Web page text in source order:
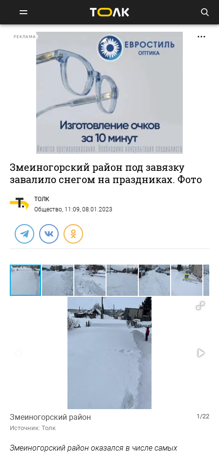
РЕКЛАМА
Змеиногорский район под завязку
завалило снегом на праздниках. Фото
ТОЛК
Общество, 11:09, 08.01.2023
1/22
Змеиногорский район
Источник: Толк
Змеиногорский район оказался в числе самых